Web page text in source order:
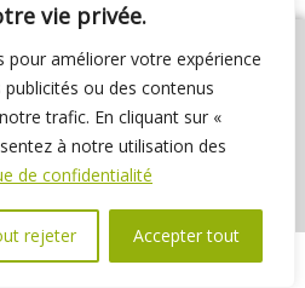
vie privée.
pour améliorer votre expérience
ou des contenus
trafic. En cliquant sur «
à notre utilisation des
de confidentialité
rejeter Accepter tout
01 69 31 37 31
Nous contacter
publics Délibérations